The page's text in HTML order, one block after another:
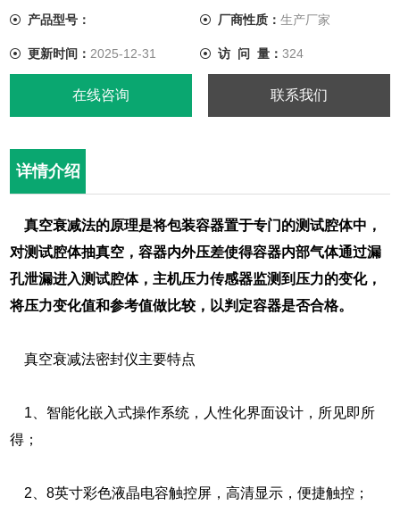
产品型号： 厂商性质： 生产厂家
更新时间： 2025-12-31 访 问 量： 324
在线咨询 联系我们
详情介绍
真空衰减法的原理是将包装容器置于专门的测试腔体中，
对测试腔体抽真空，容器内外压差使得容器内部气体通过漏
孔泄漏进入测试腔体，主机压力传感器监测到压力的变化，
将压力变化值和参考值做比较，以判定容器是否合格。
真空衰减法密封仪主要特点
1、智能化嵌入式操作系统，人性化界面设计，所见即所
得；
2、8英寸彩色液晶电容触控屏，高清显示，便捷触控；